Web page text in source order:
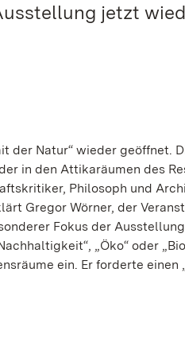
jetzt
der Natur“ wieder geöffnet.
in den Attikaräumen des
Philosoph und
Gregor Wörner, der
Fokus der
„Öko“ oder
ein. Er forderte einen